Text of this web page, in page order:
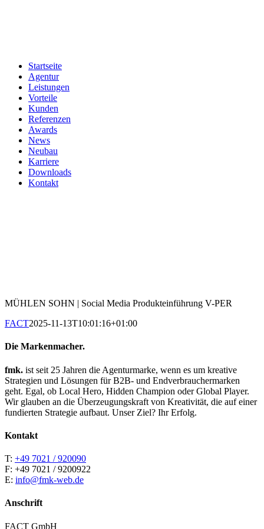
Startseite
Agentur
Leistungen
Vorteile
Kunden
Referenzen
Awards
News
Neubau
Karriere
Downloads
Kontakt
MÜHLEN SOHN | Social Media Produkteinführung V-PER
FACT2025-11-13T10:01:16+01:00
Die Markenmacher.
fmk. ist seit 25 Jahren die Agenturmarke, wenn es um kreative
Strategien und Lösungen für B2B- und Endverbrauchermarken
geht. Egal, ob Local Hero, Hidden Champion oder Global Player.
Wir glauben an die Überzeugungskraft von Kreativität, die auf einer
fundierten Strategie aufbaut. Unser Ziel? Ihr Erfolg.
Kontakt
T: +49 7021 / 920090
F: +49 7021 / 9200922
E: info@fmk-web.de
Anschrift
FACT GmbH